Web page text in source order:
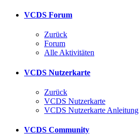
VCDS Forum
Zurück
Forum
Alle Aktivitäten
VCDS Nutzerkarte
Zurück
VCDS Nutzerkarte
VCDS Nutzerkarte Anleitung
VCDS Community